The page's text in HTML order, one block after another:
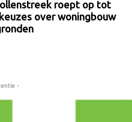
roept op tot
over woningbouw
-